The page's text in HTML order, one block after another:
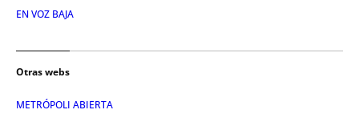
EN VOZ BAJA
Otras webs
METRÓPOLI ABIERTA